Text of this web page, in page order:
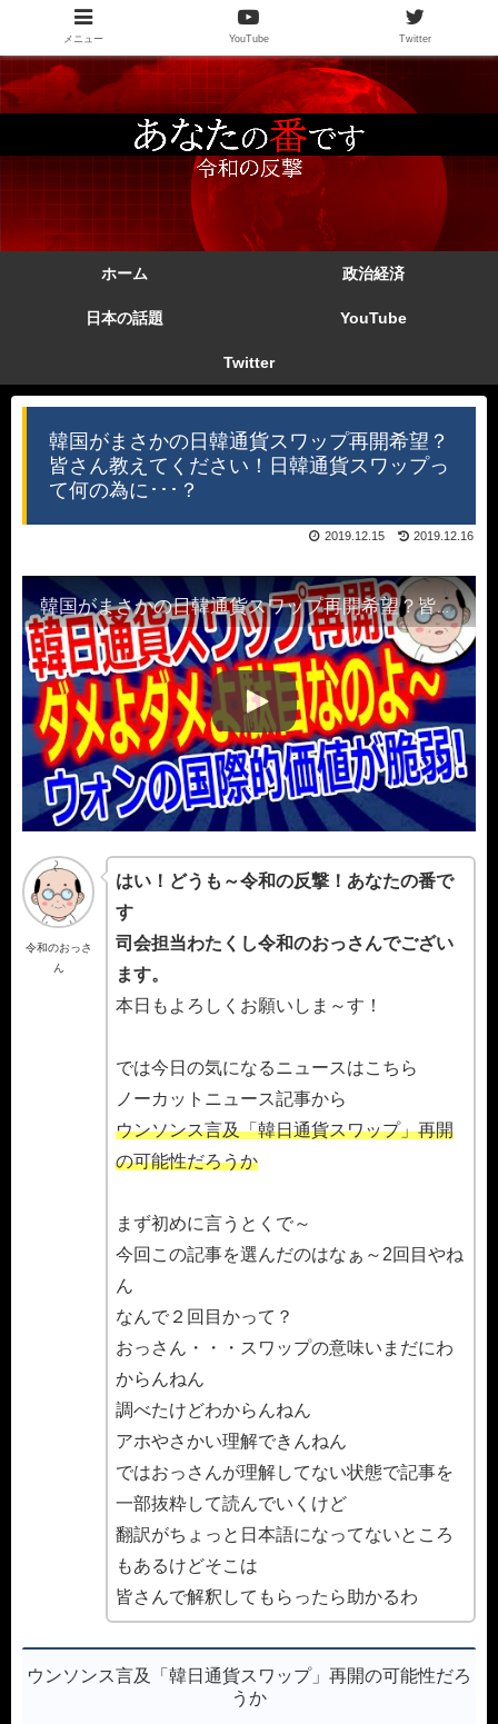
ホーム 政治経済
日本の話題 YouTube
Twitter
韓国がまさかの日韓通貨スワップ再開希望？
皆さん教えてください！日韓通貨スワップっ
て何の為に･･･？
2019.12.16
2019.12.15
韓国がまさかの日韓通貨スワップ再開希望？皆さん教えてください！日韓通貨スワップって何の為に･･･？
令和のおっさ
ん
はい！どうも～令和の反撃！あなたの番で
す
司会担当わたくし令和のおっさんでござい
ます。
本日もよろしくお願いしま～す！
では今日の気になるニュースはこちら
ノーカットニュース記事から
ウンソンス言及「韓日通貨スワップ」再開
の可能性だろうか
まず初めに言うとくで～
今回この記事を選んだのはなぁ～2回目やね
ん
なんで２回目かって？
おっさん・・・スワップの意味いまだにわ
からんねん
調べたけどわからんねん
アホやさかい理解できんねん
ではおっさんが理解してない状態で記事を
一部抜粋して読んでいくけど
翻訳がちょっと日本語になってないところ
もあるけどそこは
皆さんで解釈してもらったら助かるわ
ウンソンス言及「韓日通貨スワップ」再開の可能性だろ
うか
メニュー YouTube Twitter